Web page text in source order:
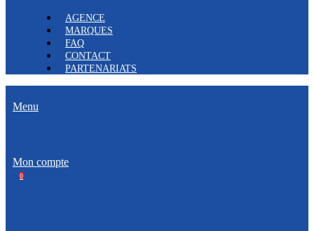
AGENCE
MARQUES
FAQ
CONTACT
PARTENARIATS
Menu
Mon compte
0